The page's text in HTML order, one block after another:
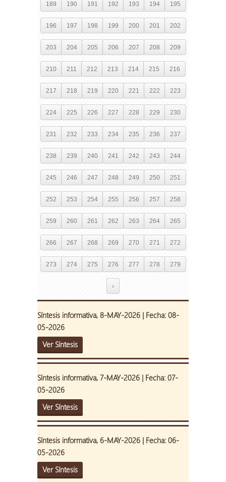
189 190 191 192 193 194 195
196 197 198 199 200 201 202
203 204 205 206 207 208 209
210 211 212 213 214 215 216
217 218 219 220 221 222 223
224 225 226 227 228 229 230
231 232 233 234 235 236 237
238 239 240 241 242 243 244
245 246 247 248 249 250 251
252 253 254 255 256 257 258
259 260 261 262 263 264 265
266 267 268 269 270 271 272
273 274 275 276 277 278 279
›
Síntesis informativa, 8-MAY-2026 | Fecha: 08-
05-2026
Ver Síntesis
Síntesis informativa, 7-MAY-2026 | Fecha: 07-
05-2026
Ver Síntesis
Síntesis informativa, 6-MAY-2026 | Fecha: 06-
05-2026
Ver Síntesis